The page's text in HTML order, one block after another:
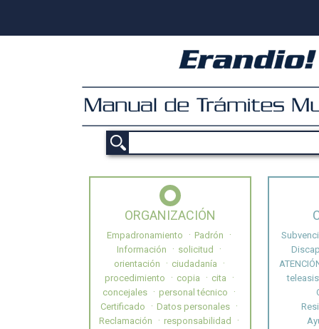
ORGANIZACIÓN
Empadronamiento
Padrón
Información
solicitud
orientación
ciudadanía
procedimiento
copia
cita
concejales
personal técnico
Certificado
Datos personales
Reclamación
responsabilidad